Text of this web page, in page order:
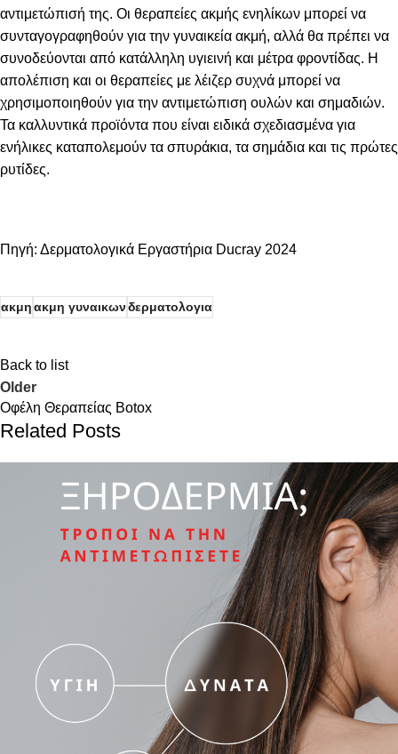
αντιμετώπισή της. Οι θεραπείες ακμής ενηλίκων μπορεί να
συνταγογραφηθούν για την γυναικεία ακμή, αλλά θα πρέπει να
συνοδεύονται από κατάλληλη υγιεινή και μέτρα φροντίδας. Η
απολέπιση και οι θεραπείες με λέιζερ συχνά μπορεί να
χρησιμοποιηθούν για την αντιμετώπιση ουλών και σημαδιών.
Τα καλλυντικά προϊόντα που είναι ειδικά σχεδιασμένα για
ενήλικες καταπολεμούν τα σπυράκια, τα σημάδια και τις πρώτες
ρυτίδες.
Πηγή: Δερματολογικά Εργαστήρια Ducray 2024
ακμηακμη γυναικωνδερματολογια
Back to list
Older
Οφέλη Θεραπείας Botox
Related Posts